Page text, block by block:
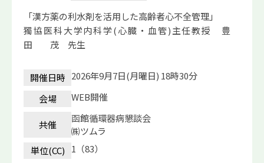
「漢方薬の利水剤を活用した高齢者心不全管理」
獨協医科大学内科学(心臓・血管)主任教授 豊
田 茂 先生
開催日時 2026年9月7日(月曜日) 18時30分
会場
WEB開催
共催
函館循環器病懇談会
㈱ツムラ
単位(CC)
1（83）